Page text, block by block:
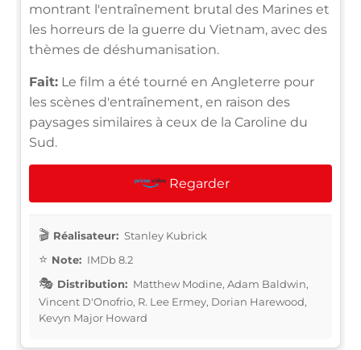
montrant l'entraînement brutal des Marines et
les horreurs de la guerre du Vietnam, avec des
thèmes de déshumanisation.
Fait: Le film a été tourné en Angleterre pour
les scènes d'entraînement, en raison des
paysages similaires à ceux de la Caroline du
Sud.
Regarder
Réalisateur: Stanley Kubrick
Note: IMDb 8.2
Distribution: Matthew Modine, Adam Baldwin,
Vincent D'Onofrio, R. Lee Ermey, Dorian Harewood,
Kevyn Major Howard